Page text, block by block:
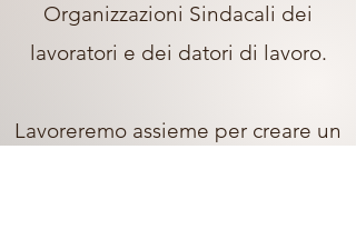
Organizzazioni Sindacali dei
lavoratori e dei datori di lavoro.
Lavoreremo assieme per creare un